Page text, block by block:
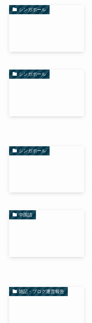
シンガポール
シンガポール
シンガポール
中国語
雑記・ブログ運営報告